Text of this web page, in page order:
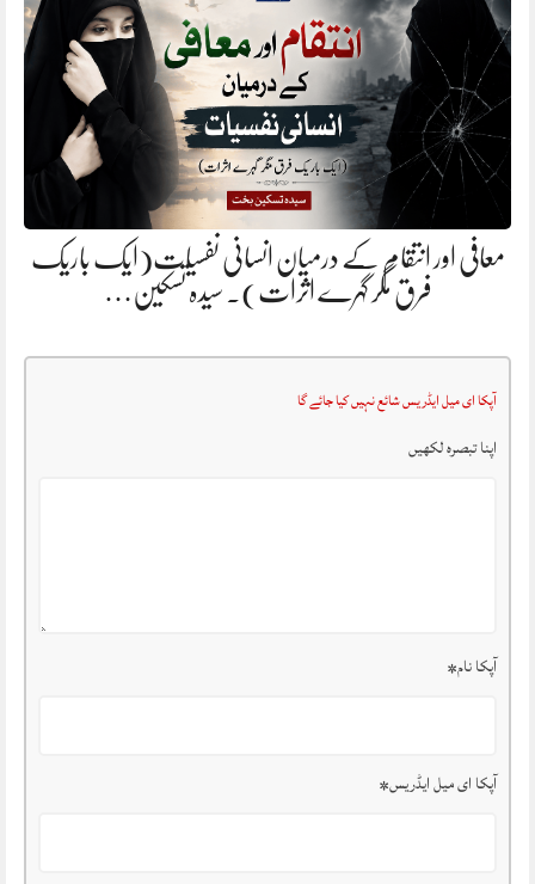
معافی اور انتقام کے درمیان انسانی نفسیات(ایک باریک
فرق مگر گہرے اثرات). سیدہ تسکین…
آپکا ای میل ایڈریس شائع نہیں کیا جائے گا
اپنا تبصرہ لکھیں
آپکا نام*
آپکا ای میل ایڈریس*